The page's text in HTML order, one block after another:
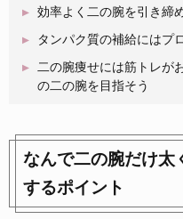
効率よく二の腕を引き締
タンパク質の補給にはプ
二の腕痩せには筋トレが
の二の腕を目指そう
なんで二の腕だけ太
するポイント